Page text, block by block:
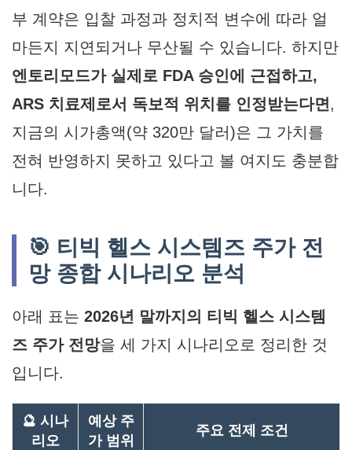
부 계약은 입찰 과정과 정치적 변수에 따라 얼
마든지 지연되거나 무산될 수 있습니다. 하지만
엔토리모드가 실제로 FDA 승인에 근접하고,
ARS 치료제로서 독보적 위치를 인정받는다면,
지금의 시가총액(약 320만 달러)은 그 가치를
전혀 반영하지 못하고 있다고 볼 여지도 충분합
니다.
🎯 티빅 헬스 시스템즈 주가 전
망 종합 시나리오 분석
아래 표는 2026년 말까지의 티빅 헬스 시스템
즈 주가 전망을 세 가지 시나리오로 정리한 것
입니다.
🔮 시나
리오
예상 주
가 범위
주요 전제 조건